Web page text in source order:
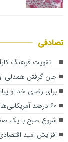
تصادفی
تقویت فرهنگ
جان گرفتن همدلی
برای رضای خدا و
۶۰ درصد آمریکایی‌ها با جنگ وحشیانه نتانیاهو علیه مردم فلسطین مخالفند
شروع صبح با یک
افزایش امید